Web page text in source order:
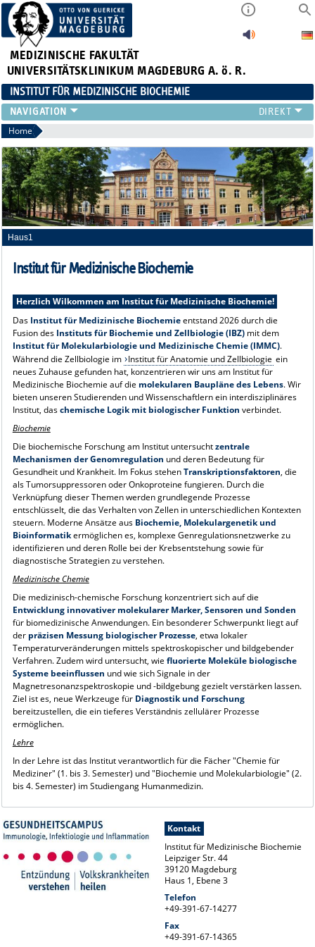
MEDIZINISCHE FAKULTÄT
UNIVERSITÄTSKLINIKUM MAGDEBURG A. ö. R.
INSTITUT FÜR MEDIZINISCHE BIOCHEMIE
DAS TEAM
FORSCHUNG
LEHRE
OFFENE STELLEN
Home
Haus1
Institut für Medizinische Biochemie
Herzlich Wilkommen am Institut für Medizinische Biochemie!
Das Institut für Medizinische Biochemieentstand 2026 durch die
Fusion des Instituts für Biochemie und Zellbiologie (IBZ)mit dem
Institut für Molekularbiologie und Medizinische Chemie (IMMC).
Während die Zellbiologie im Institut für Anatomie und Zellbiologie ein
neues Zuhause gefunden hat, konzentrieren wir uns am Institut für
Medizinische Biochemie auf die molekularen Baupläne des Lebens. Wir
bieten unseren Studierenden und Wissenschaftlern ein interdisziplinäres
Institut, daschemische Logik mit biologischer Funktion verbindet.
Biochemie
Die biochemische Forschung am Institut untersuchtzentrale
Mechanismen der Genomregulation und deren Bedeutung für
Gesundheit und Krankheit. Im Fokus stehenTranskriptionsfaktoren, die
als Tumorsuppressoren oder Onkoproteine fungieren. Durch die
Verknüpfung dieser Themen werden grundlegende Prozesse
entschlüsselt, die das Verhalten von Zellen in unterschiedlichen Kontexten
steuern. Moderne Ansätze aus Biochemie, Molekulargenetik und
Bioinformatikermöglichen es, komplexe Genregulationsnetzwerke zu
identifizieren und deren Rolle bei der Krebsentstehung sowie für
diagnostische Strategien zu verstehen.
Medizinische Chemie
Die medizinisch-chemische Forschung konzentriert sich auf die
Entwicklung innovativer molekularer Marker, Sensoren und Sonden
für biomedizinische Anwendungen. Ein besonderer Schwerpunkt liegt auf
der präzisen Messung biologischer Prozesse, etwa lokaler
Temperaturveränderungen mittels spektroskopischer und bildgebender
Verfahren. Zudem wird untersucht, wie fluorierte Moleküle biologische
Systeme beeinflussen und wie sich Signale in der
Magnetresonanzspektroskopie und -bildgebung gezielt verstärken lassen.
Ziel ist es, neue Werkzeuge für Diagnostik und Forschung
bereitzustellen, die ein tieferes Verständnis zellulärer Prozesse
ermöglichen.
Lehre
In der Lehre ist das Institut verantwortlich für die Fächer "Chemie für
Mediziner" (1. bis 3. Semester) und "Biochemie und Molekularbiologie" (2.
bis 4. Semester) im Studiengang Humanmedizin.
Kontakt
Institut für Medizinische Biochemie
Leipziger Str. 44
39120 Magdeburg
Haus 1, Ebene 3
Telefon
+49-391-67-14277
Fax
+49-391-67-14365